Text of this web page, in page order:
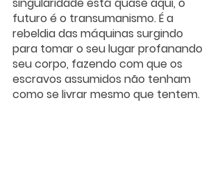
futuro é o transumanismo. É a
rebeldia das máquinas surgindo
para tomar o seu lugar profanando
seu corpo, fazendo com que os
escravos assumidos não tenham
como se livrar mesmo que tentem.